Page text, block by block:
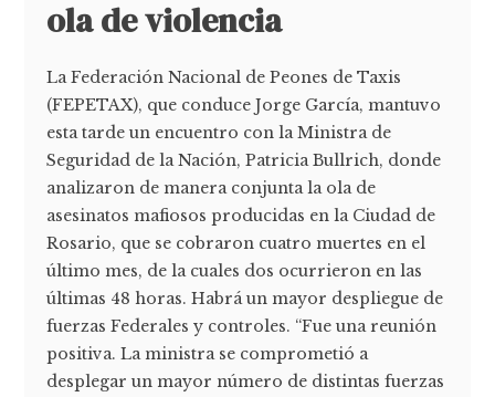
ola de violencia
La Federación Nacional de Peones de Taxis
(FEPETAX), que conduce Jorge García, mantuvo
esta tarde un encuentro con la Ministra de
Seguridad de la Nación, Patricia Bullrich, donde
analizaron de manera conjunta la ola de
asesinatos mafiosos producidas en la Ciudad de
Rosario, que se cobraron cuatro muertes en el
último mes, de la cuales dos ocurrieron en las
últimas 48 horas. Habrá un mayor despliegue de
fuerzas Federales y controles. “Fue una reunión
positiva. La ministra se comprometió a
desplegar un mayor número de distintas fuerzas